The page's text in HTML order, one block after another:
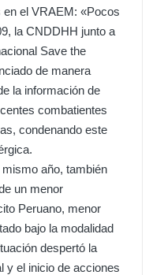
el VRAEM: «Pocos
la CNDDHH junto a
Save the
de manera
la información de
combatientes
condenando este
año, también
un menor
Peruano, menor
bajo la modalidad
despertó la
y el inicio de acciones